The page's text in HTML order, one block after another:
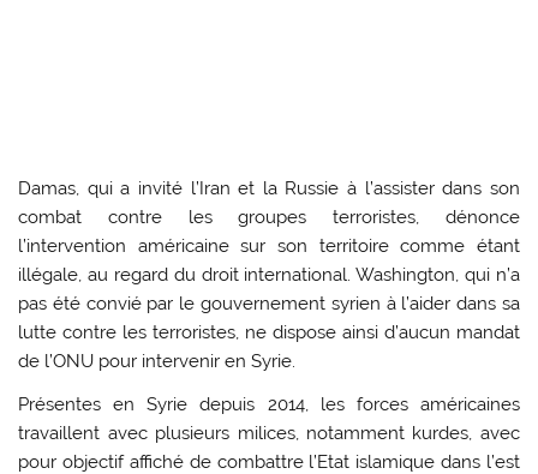
Damas, qui a invité l’Iran et la Russie à l’assister dans son
combat contre les groupes terroristes, dénonce
l’intervention américaine sur son territoire comme étant
illégale, au regard du droit international. Washington, qui n’a
pas été convié par le gouvernement syrien à l’aider dans sa
lutte contre les terroristes, ne dispose ainsi d’aucun mandat
de l’ONU pour intervenir en Syrie.
Présentes en Syrie depuis 2014, les forces américaines
travaillent avec plusieurs milices, notamment kurdes, avec
pour objectif affiché de combattre l’Etat islamique dans l’est